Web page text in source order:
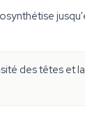
des têtes et la